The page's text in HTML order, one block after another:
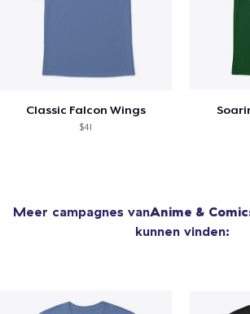
Classic Falcon Wings
$41
Meer campagnes vanAnime &
kunnen vinden: